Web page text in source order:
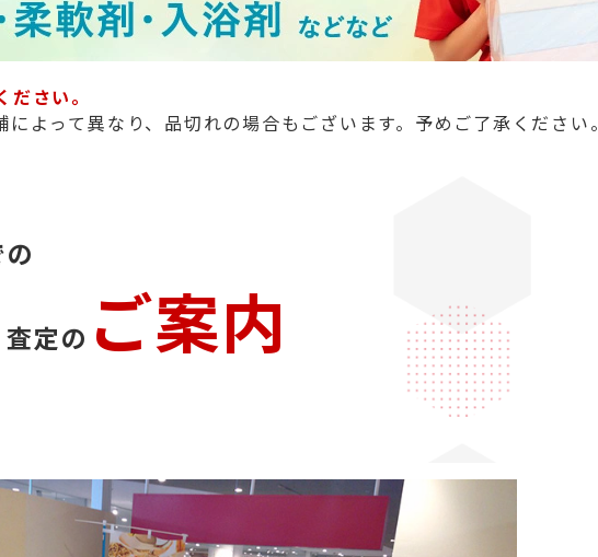
さい。
よって異なり、品切れの場合もございます。予めご了承ください。
定の ご案内